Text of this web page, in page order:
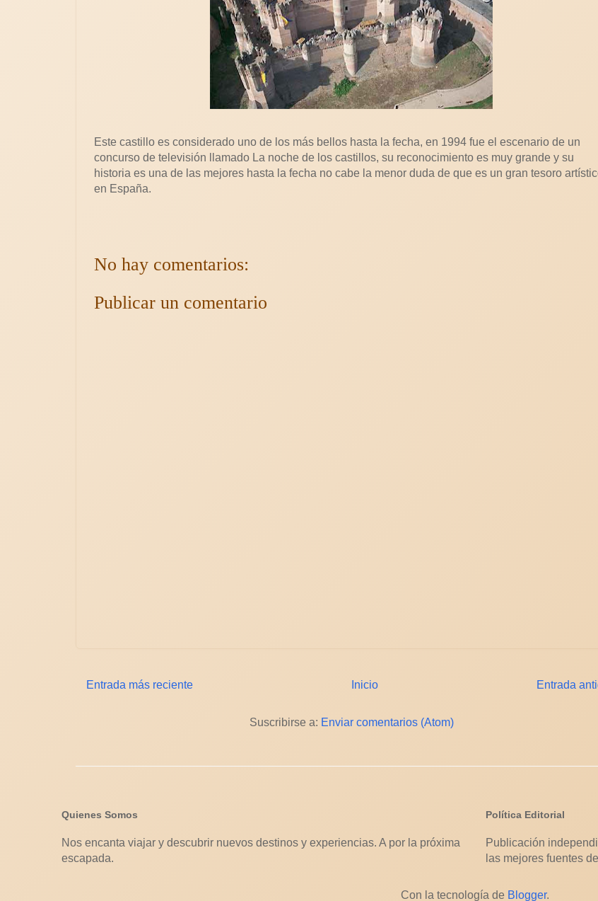
Este castillo es considerado uno de los más bellos hasta la fecha, en 1994 fue el escenario de un
concurso de televisión llamado La noche de los castillos, su reconocimiento es muy grande y su
historia es una de las mejores hasta la fecha no cabe la menor duda de que es un gran tesoro
en España.
No hay comentarios:
Publicar un comentario
Entrada más reciente Entrada
Inicio
Suscribirse a: Enviar comentarios (Atom)
Quienes Somos
Nos encanta viajar y descubrir nuevos destinos y experiencias. A por la próxima
escapada.
Política Editorial
Publicación
las mejores fuentes
Con la tecnología de Blogger.